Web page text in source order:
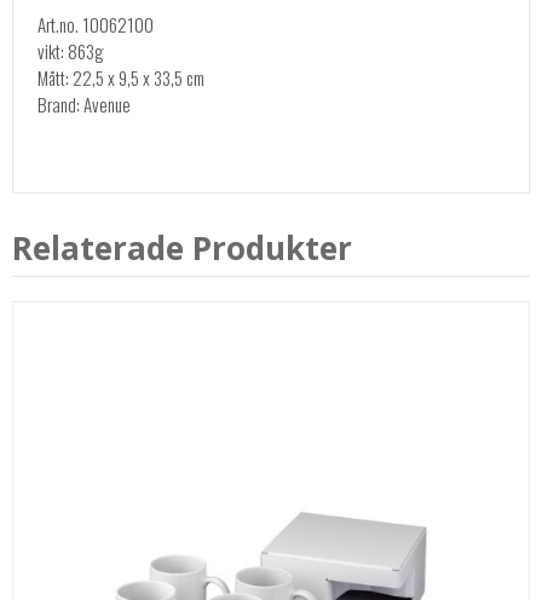
Art.no. 10062100
vikt: 863g
Mått: 22,5 x 9,5 x 33,5 cm
Brand: Avenue
Relaterade Produkter